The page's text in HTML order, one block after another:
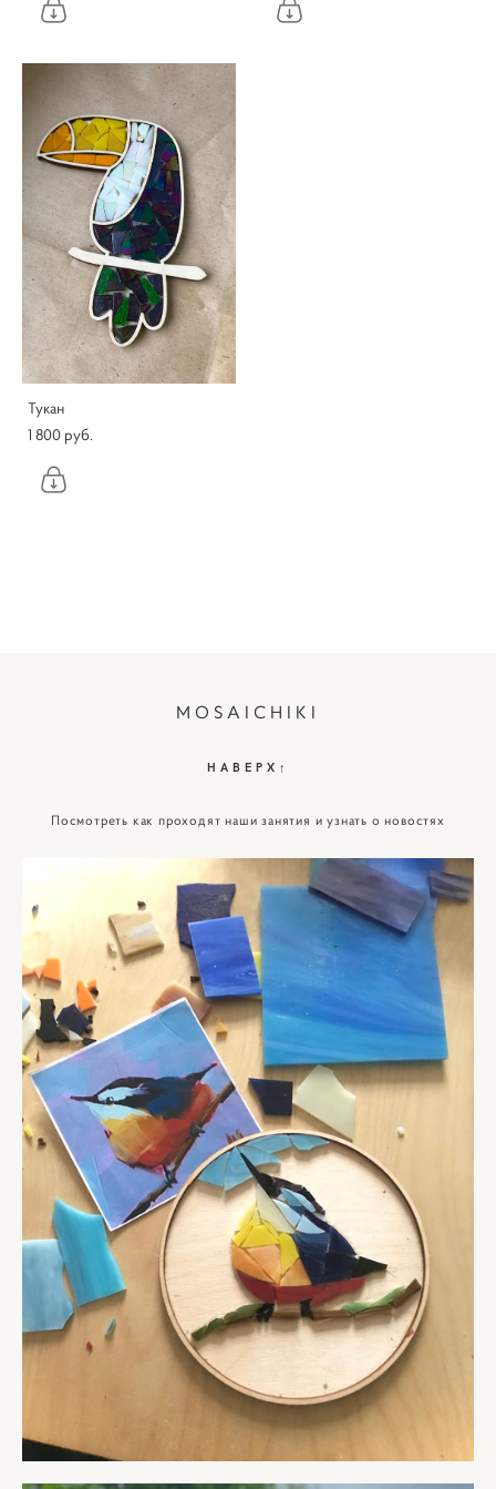
Тукан
1 800 pуб.
MOSAICHIKI
НАВЕРХ↑
Посмотреть как проходят наши занятия и узнать о новостях